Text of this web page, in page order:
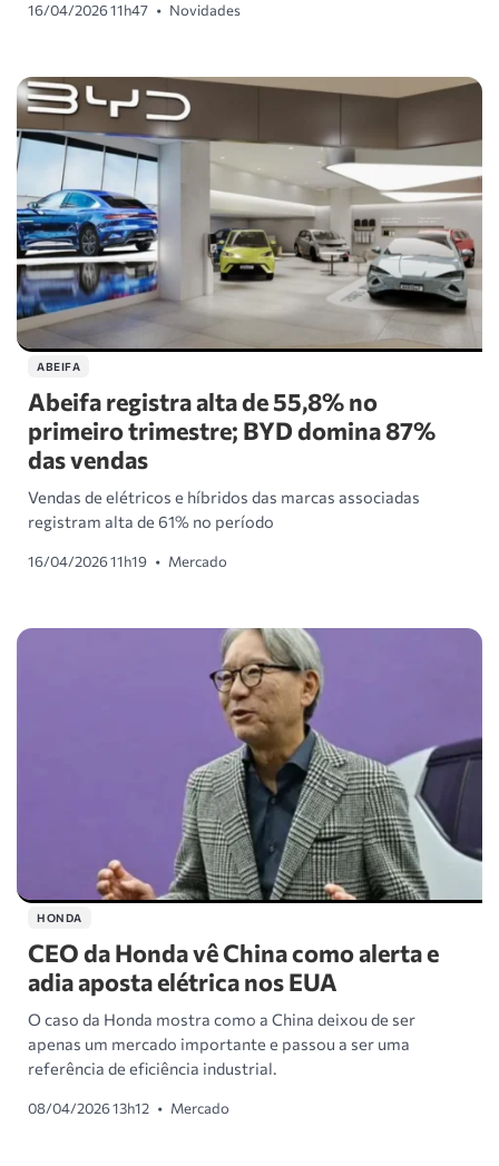
16/04/2026 11h47 • Novidades
ABEIFA
Abeifa registra alta de 55,8% no
primeiro trimestre; BYD domina 87%
das vendas
Vendas de elétricos e híbridos das marcas associadas
registram alta de 61% no período
16/04/2026 11h19 • Mercado
HONDA
CEO da Honda vê China como alerta e
adia aposta elétrica nos EUA
O caso da Honda mostra como a China deixou de ser
apenas um mercado importante e passou a ser uma
referência de eficiência industrial.
08/04/2026 13h12 • Mercado